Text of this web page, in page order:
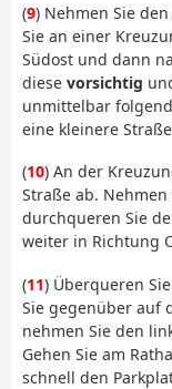
(9) Nehmen Sie
Sie an einer
Südost und dann
diese vorsichtig
unmittelbar
eine kleinere
(10) An der
Straße ab.
durchqueren Sie
weiter in Richtung
(11) Überqueren
Sie gegenüber auf
nehmen Sie den
Gehen Sie am
schnell den